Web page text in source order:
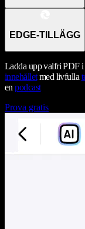
EDGE-TILLÄGG
Ladda upp valfri PDF
innehålletmed livfulla
enpodcast
Prova gratis